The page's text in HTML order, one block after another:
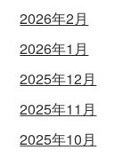
2026年2月
2026年1月
2025年12月
2025年11月
2025年10月